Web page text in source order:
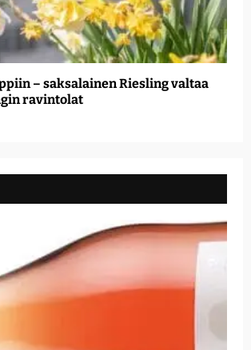
– saksalainen Riesling valtaa
ravintolat